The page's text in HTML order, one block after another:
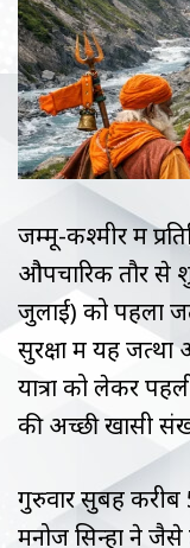
जम्मू-कश्मीर में
औपचारिक तौर से
जुलाई) को पहला
सुरक्षा में यह
यात्रा को लेकर
की अच्छी खासी
गुरुवार सुबह
मनोज सिन्हा ने जैसे